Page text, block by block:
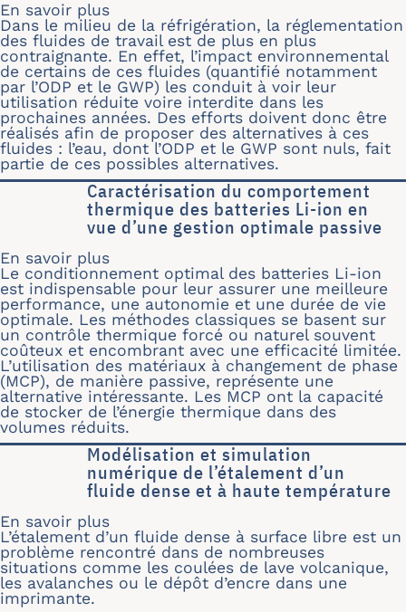
En savoir plus
Dans le milieu de la réfrigération, la réglementation
des fluides de travail est de plus en plus
contraignante. En effet, l’impact environnemental
de certains de ces fluides (quantifié notamment
par l’ODP et le GWP) les conduit à voir leur
utilisation réduite voire interdite dans les
prochaines années. Des efforts doivent donc être
réalisés afin de proposer des alternatives à ces
fluides : l’eau, dont l’ODP et le GWP sont nuls, fait
partie de ces possibles alternatives.
Caractérisation du comportement
thermique des batteries Li-ion en
vue d’une gestion optimale passive
En savoir plus
Le conditionnement optimal des batteries Li-ion
est indispensable pour leur assurer une meilleure
performance, une autonomie et une durée de vie
optimale. Les méthodes classiques se basent sur
un contrôle thermique forcé ou naturel souvent
coûteux et encombrant avec une efficacité limitée.
L’utilisation des matériaux à changement de phase
(MCP), de manière passive, représente une
alternative intéressante. Les MCP ont la capacité
de stocker de l’énergie thermique dans des
volumes réduits.
Modélisation et simulation
numérique de l’étalement d’un
fluide dense et à haute température
En savoir plus
L’étalement d’un fluide dense à surface libre est un
problème rencontré dans de nombreuses
situations comme les coulées de lave volcanique,
les avalanches ou le dépôt d’encre dans une
imprimante.